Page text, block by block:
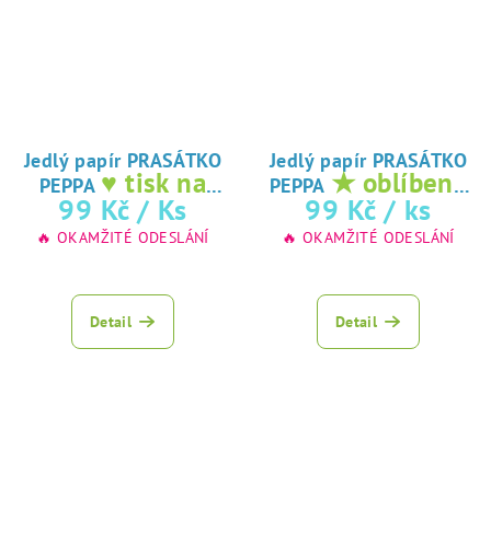
Jedlý papír PRASÁTKO
PEPPA ♥ tisk na
jedlý papír
99 Kč / Ks
🔥 OKAMŽITÉ ODESLÁNÍ
Detail
Jedlý papír PRASÁTKO
PEPPA ★ oblíbený
tisk na jedlý
papír
99 Kč / ks
🔥 OKAMŽITÉ ODESLÁNÍ
Detail